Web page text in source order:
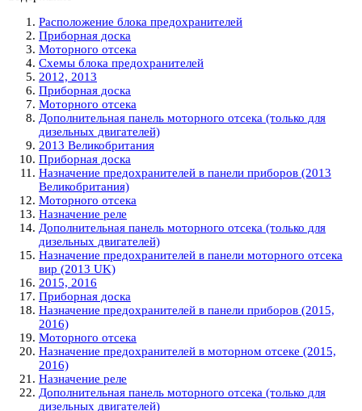
Расположение блока предохранителей
Приборная доска
Моторного отсека
Схемы блока предохранителей
2012, 2013
Приборная доска
Моторного отсека
Дополнительная панель моторного отсека (только для
дизельных двигателей)
2013 Великобритания
Приборная доска
Назначение предохранителей в панели приборов (2013
Великобритания)
Моторного отсека
Назначение реле
Дополнительная панель моторного отсека (только для
дизельных двигателей)
Назначение предохранителей в панели моторного отсека
вир (2013 UK)
2015, 2016
Приборная доска
Назначение предохранителей в панели приборов (2015,
2016)
Моторного отсека
Назначение предохранителей в моторном отсеке (2015,
2016)
Назначение реле
Дополнительная панель моторного отсека (только для
дизельных двигателей)